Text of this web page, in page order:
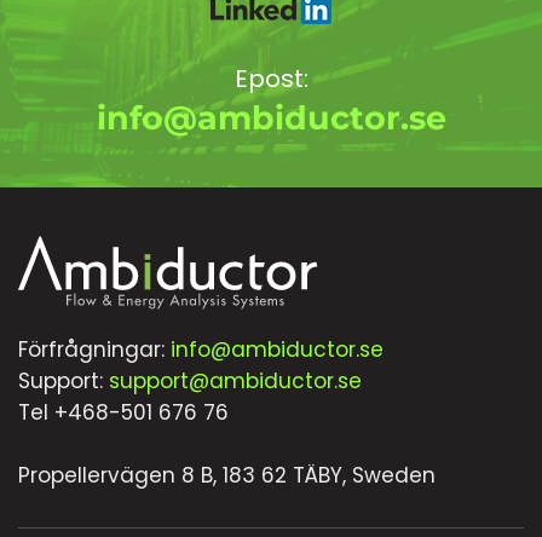
Epost:
info@ambiductor.se
Förfrågningar: info@ambiductor.se
Support: support@ambiductor.se
Tel +468-501 676 76
Propellervägen 8 B, 183 62 TÄBY, Sweden